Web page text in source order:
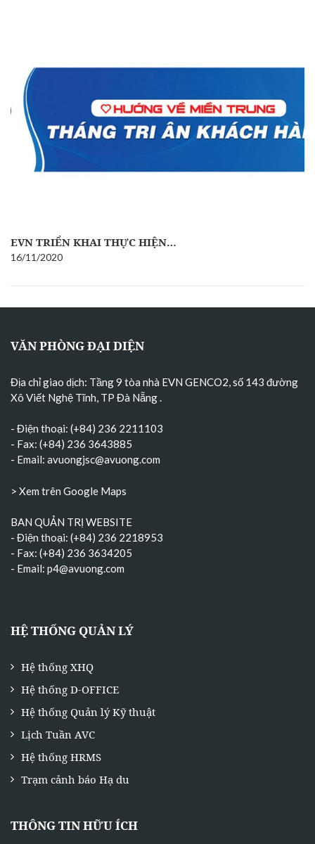
EVN TRIỂN KHAI THỰC HIỆN…
16/11/2020
VĂN PHÒNG ĐẠI DIỆN
Địa chỉ giao dịch: Tầng 9 tòa nhà EVN GENCO2, số 143 đường
Xô Viết Nghệ Tĩnh, TP Đà Nẵng
- Điện thoại: (+84) 236 2211103
- Fax: (+84) 236 3643885
- Email: avuongjsc@avuong.com
> Xem trên Google Maps
BAN QUẢN TRỊ WEBSITE
- Điện thoại: (+84) 236 2218953
- Fax: (+84) 236 3634205
- Email: p4@avuong.com
HỆ THỐNG QUẢN LÝ
Hệ thống XHQ
Hệ thống D-OFFICE
Hệ thống Quản lý Kỹ thuật
Lịch Tuần AVC
Hệ thống HRMS
Trạm cảnh báo Hạ du
THÔNG TIN HỮU ÍCH